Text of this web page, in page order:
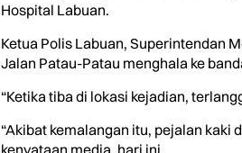
Hospital Labuan.
Ketua Polis Labuan, Superintendan
Jalan Patau-Patau menghala ke
“Ketika tiba di lokasi kejadian,
“Akibat kemalangan itu, pejalan kaki
kenyataan media, hari ini.